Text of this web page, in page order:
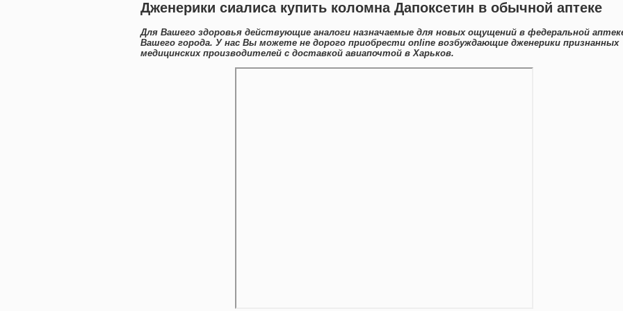
Дженерики сиалиса купить коломна Дапоксетин в обычной аптеке
Для Вашего здоровья действующие аналоги назначаемые для новых ощущений в федеральной
Вашего города. У нас Вы можете не дорого приобрести online возбуждающие дженерики признанных
медицинских производителей с доставкой авиапочтой в Харьков.